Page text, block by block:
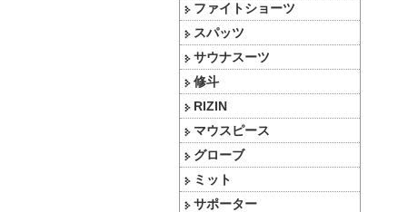
ファイトショーツ
スパッツ
サウナスーツ
修斗
RIZIN
マウスピース
グローブ
ミット
サポーター